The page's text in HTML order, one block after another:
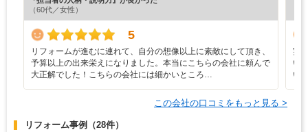
（60代／女性）
5
リフォームが進むに連れて、自分の想像以上に素敵にして頂き、
予算以上の出来栄えになりました。本当にこちらの会社に頼んで
大正解でした！こちらの会社には細かいところ…
実
い
い
この会社の口コミをもっと見る >
リフォーム事例 （28件）